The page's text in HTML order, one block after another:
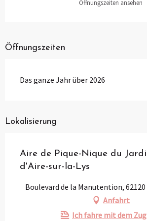
Öffnungszeiten ansehen
Öffnungszeiten
Das ganze Jahr über 2026
Lokalisierung
Aire de Pique-Nique du
d'Aire-sur-la-Lys
Boulevard de la Manutention,
Anfahrt
Ich fahre mit dem